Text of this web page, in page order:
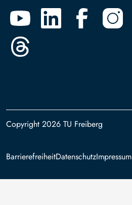
Copyright 2026 TU Freiberg
Footer
BarrierefreiheitDatenschutzImpressum